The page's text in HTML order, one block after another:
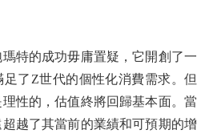
的成功毋庸置疑，它開創了一
了Z世代的個性化消費需求。但
性的，估值終將回歸基本面。當
越了其當前的業績和可預期的增